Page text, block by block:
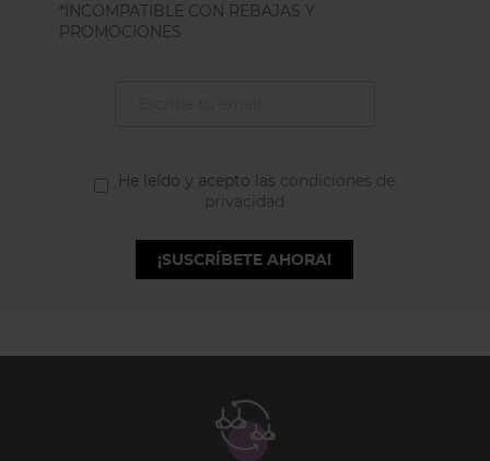
*INCOMPATIBLE CON REBAJAS Y
PROMOCIONES
He leído y acepto las condiciones de
privacidad
¡SUSCRÍBETE AHORA!